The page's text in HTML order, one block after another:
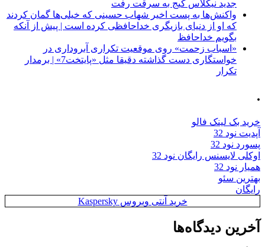
جدید نیکلاس کیج به سرقت رفت
واکنش‌ها به پست اخیر شهاب حسینی که خیلی‌ها گمان کردند
که او از دنیای بازیگری خداحافظی کرده است | پیش از آنکه
بگویم خداحافظ
«اسباب زحمت» روی موقعیت تکراری آبروداری در
خواستگاری دست گذاشته دقیقا مثل «پایتخت7» | برمدار
تکرار
.
خرید بک لینک فالو
آپدیت نود 32
پسورد نود 32
اوکلی لایسنس رایگان نود 32
همیار نود 32
بهترین سئو
رایگان
خرید آنتی ویروس Kaspersky
آخرین دیدگاه‌ها